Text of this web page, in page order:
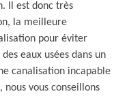
Il est donc très
la meilleure
pour éviter
eaux usées dans un
canalisation incapable
vous conseillons